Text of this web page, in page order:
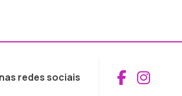
redes sociais